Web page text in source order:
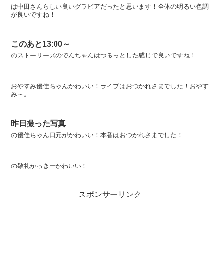
は中田さんらしい良いグラビアだったと思います！全体の明るい色調
が良いですね！
このあと13:00～
のストーリーズのでんちゃんはつるっとした感じで良いですね！
おやすみ優佳ちゃんかわいい！ライブはおつかれさまでした！おやす
み～。
昨日撮った写真
の優佳ちゃん口元がかわいい！本番はおつかれさまでした！
の敬礼かっきーかわいい！
スポンサーリンク